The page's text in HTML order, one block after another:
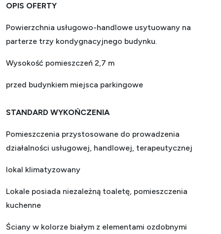
OPIS OFERTY
Powierzchnia usługowo-handlowe usytuowany na
parterze trzy kondygnacyjnego budynku.
Wysokość pomieszczeń 2,7 m
przed budynkiem miejsca parkingowe
STANDARD WYKOŃCZENIA
Pomieszczenia przystosowane do prowadzenia
działalności usługowej, handlowej, terapeutycznej
lokal klimatyzowany
Lokale posiada niezależną toaletę, pomieszczenia
kuchenne
Ściany w kolorze białym z elementami ozdobnymi